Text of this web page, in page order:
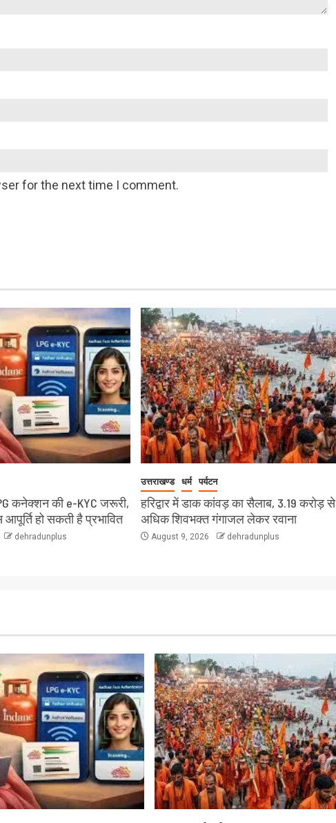
for the next time I comment.
कनेक्शन की e-KYC जरूरी,
हो सकती है प्रभावित
dehradunplus
उत्तराखण्ड धर्म पर्यटन
हरिद्वार में डाक कांवड़ का सैलाब, 3.19 करोड़ से
अधिक शिवभक्त गंगाजल लेकर रवाना
August 9, 2026 dehradunplus